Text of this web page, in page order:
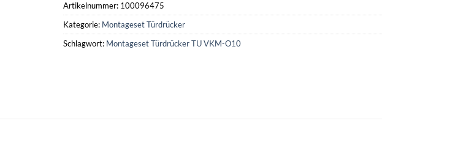
Artikelnummer: 100096475
Kategorie: Montageset Türdrücker
Schlagwort: Montageset Türdrücker TU VKM-O10